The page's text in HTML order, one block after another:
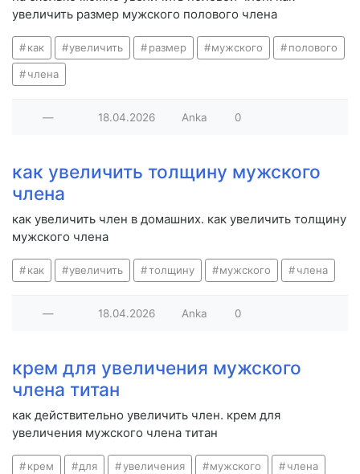
увеличить размер мужского полового члена
как увеличить размер мужского полового
члена
— 18.04.2026 Anka 0
как увеличить толщину мужского
члена
как увеличить член в домашних. как увеличить толщину
мужского члена
как увеличить толщину мужского члена
— 18.04.2026 Anka 0
крем для увеличения мужского
члена титан
как действительно увеличить член. крем для
увеличения мужского члена титан
крем для увеличения мужского члена